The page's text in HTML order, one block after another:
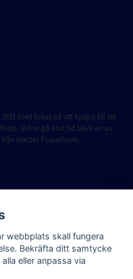
med fokus på att hjälpa till att
Vi har på kort tid blivit en av
HiKOKI Powertools.
webbplats skall fungera
Bekräfta ditt samtycke
eller anpassa via